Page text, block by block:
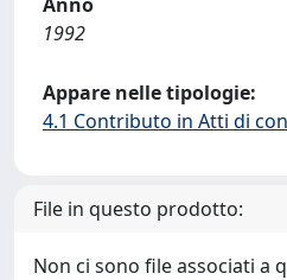
1992
Appare nelle tipologie:
4.1 Contributo in Atti di
File in questo prodotto:
Non ci sono file associati a